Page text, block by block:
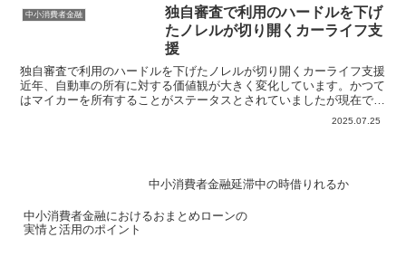
中小消費者金融
独自審査で利用のハードルを下げ
たノレルが切り開くカーライフ支
援
独自審査で利用のハードルを下げたノレルが切り開くカーライフ支援
近年、自動車の所有に対する価値観が大きく変化しています。かつて
はマイカーを所有することがステータスとされていましたが現在では
2025.07.25
中小消費者金融延滞中の時借りれるか
中小消費者金融におけるおまとめローンの
実情と活用のポイント